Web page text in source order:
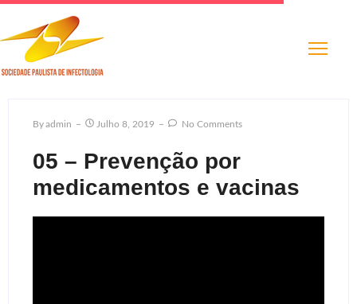
ByAdmin Julho 8, 2019 No Comments
05 – Prevenção por
medicamentos e vacinas